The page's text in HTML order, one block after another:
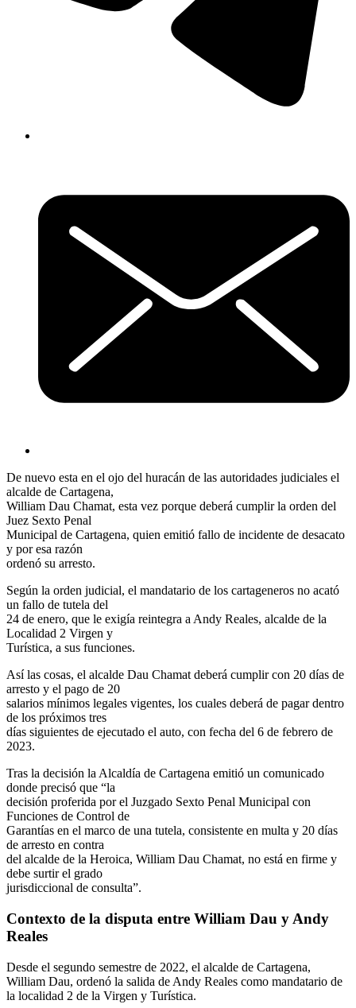
De nuevo esta en el ojo del huracán de las autoridades judiciales el
alcalde de Cartagena,
William Dau Chamat, esta vez porque deberá cumplir la orden del
Juez Sexto Penal
Municipal de Cartagena, quien emitió fallo de incidente de desacato
y por esa razón
ordenó su arresto.
Según la orden judicial, el mandatario de los cartageneros no acató
un fallo de tutela del
24 de enero, que le exigía reintegra a Andy Reales, alcalde de la
Localidad 2 Virgen y
Turística, a sus funciones.
Así las cosas, el alcalde Dau Chamat deberá cumplir con 20 días de
arresto y el pago de 20
salarios mínimos legales vigentes, los cuales deberá de pagar dentro
de los próximos tres
días siguientes de ejecutado el auto, con fecha del 6 de febrero de
2023.
Tras la decisión la Alcaldía de Cartagena emitió un comunicado
donde precisó que “la
decisión proferida por el Juzgado Sexto Penal Municipal con
Funciones de Control de
Garantías en el marco de una tutela, consistente en multa y 20 días
de arresto en contra
del alcalde de la Heroica, William Dau Chamat, no está en firme y
debe surtir el grado
jurisdiccional de consulta”.
Contexto de la disputa entre William Dau y Andy
Reales
Desde el segundo semestre de 2022, el alcalde de Cartagena,
William Dau, ordenó la salida de Andy Reales como mandatario de
la localidad 2 de la Virgen y Turística.